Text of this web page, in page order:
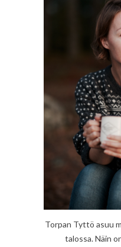
Torpan Tyttö asuu
talossa. Näin